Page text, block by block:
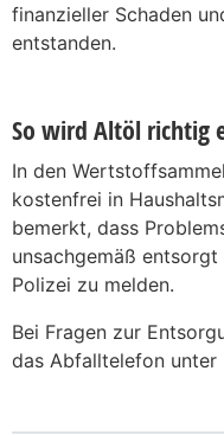
finanzieller Schaden
entstanden.
So wird Altöl richtig
In den
kostenfrei in
bemerkt, dass
unsachgemäß
Polizei zu melden.
Bei Fragen zur
das Abfalltelefon